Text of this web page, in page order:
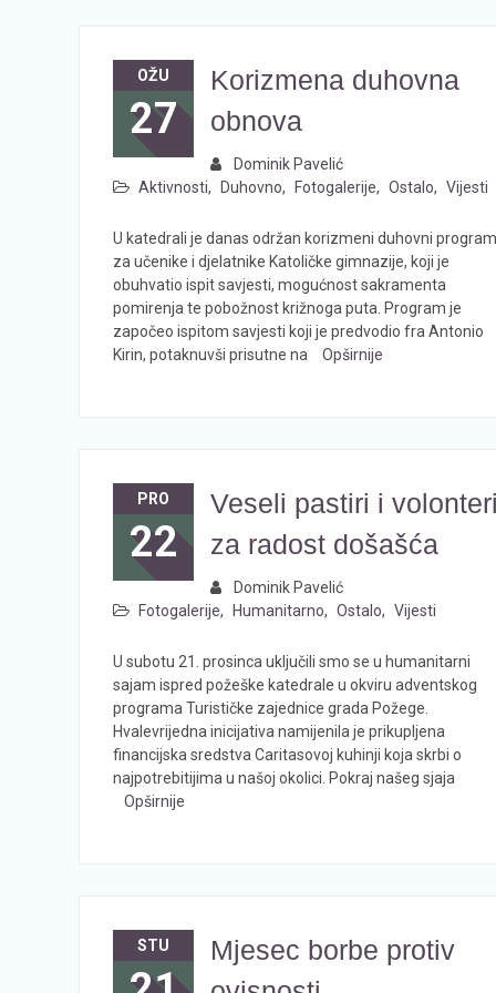
OŽU
27
Korizmena duhovna
obnova
Dominik Pavelić
Aktivnosti, Duhovno, Fotogalerije, Ostalo, Vijesti
U katedrali je danas održan korizmeni duhovni program
za učenike i djelatnike Katoličke gimnazije, koji je
obuhvatio ispit savjesti, mogućnost sakramenta
pomirenja te pobožnost križnoga puta. Program je
započeo ispitom savjesti koji je predvodio fra Antonio
Kirin, potaknuvši prisutne na
Opširnije
PRO
22
Veseli pastiri i
za radost došašća
Dominik Pavelić
Fotogalerije, Humanitarno, Ostalo, Vijesti
U subotu 21. prosinca uključili smo se u humanitarni
sajam ispred požeške katedrale u okviru adventskog
programa Turističke zajednice grada Požege.
Hvalevrijedna inicijativa namijenila je prikupljena
financijska sredstva Caritasovoj kuhinji koja skrbi o
najpotrebitijima u našoj okolici. Pokraj našeg sjaja
Opširnije
STU
Mjesec borbe protiv